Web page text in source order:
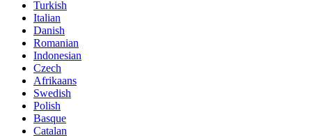
Turkish
Italian
Danish
Romanian
Indonesian
Czech
Afrikaans
Swedish
Polish
Basque
Catalan